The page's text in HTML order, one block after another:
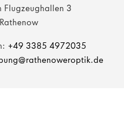
Flugzeughallen 3
+49 3385 4972035